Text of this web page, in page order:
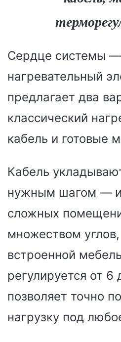
Сердце системы —
нагревательный
предлагает два
классический
кабель и готовые
Кабель
нужным шагом —
сложных
множеством
встроенной
регулируется от
позволяет точно
нагрузку под